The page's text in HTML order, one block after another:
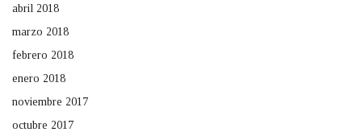
abril 2018
marzo 2018
febrero 2018
enero 2018
noviembre 2017
octubre 2017